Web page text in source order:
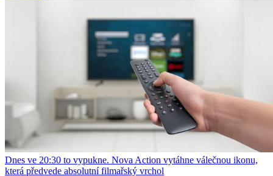
Dnes ve 20:30 to vypukne. Nova Action vytáhne válečnou ikonu,
která předvede absolutní filmařský vrchol